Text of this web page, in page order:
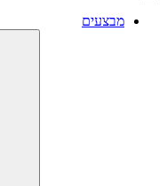
מבצעים